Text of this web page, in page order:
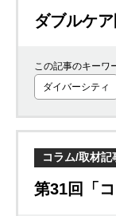
ダブルケ
この記事のキーワ
ダイバーシティ
コラム/取材記
第31回「